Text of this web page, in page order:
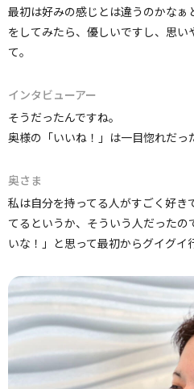
最初は好みの感じとは違うのかなぁ
をしてみたら、優しいですし、思
て。
インタビューアー
そうだったんですね。
奥様の「いいね！」は一目惚れだっ
奥さま
私は自分を持ってる人がすごく好き
てるというか、そういう人だった
いな！」と思って最初からグイグイ